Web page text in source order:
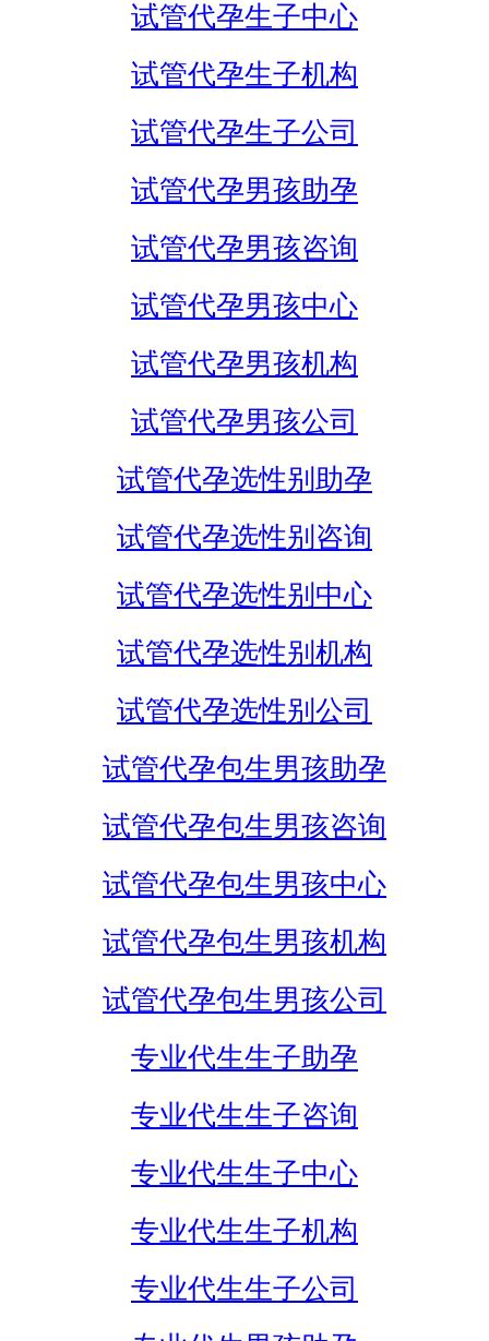
试管代孕生子中心
试管代孕生子机构
试管代孕生子公司
试管代孕男孩助孕
试管代孕男孩咨询
试管代孕男孩中心
试管代孕男孩机构
试管代孕男孩公司
试管代孕选性别助孕
试管代孕选性别咨询
试管代孕选性别中心
试管代孕选性别机构
试管代孕选性别公司
试管代孕包生男孩助孕
试管代孕包生男孩咨询
试管代孕包生男孩中心
试管代孕包生男孩机构
试管代孕包生男孩公司
专业代生生子助孕
专业代生生子咨询
专业代生生子中心
专业代生生子机构
专业代生生子公司